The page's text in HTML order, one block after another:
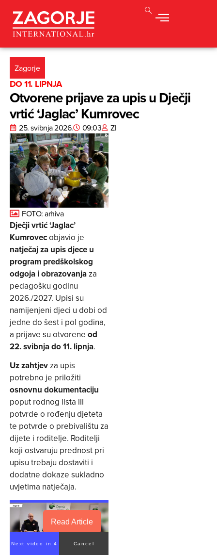
Zagorje
DO 11. LIPNJA
Otvorene prijave za upis u Dječji
vrtić ‘Jaglac’ Kumrovec
25. svibnja 2026. 09:03 ZI
FOTO: arhiva
Dječji vrtić ‘Jaglac’
Kumrovecobjavio je
natječaj za upis djece u
program predškolskog
odgoja i obrazovanjaza
pedagošku godinu
2026./2027. Upisi su
namijenjeni djeci u dobi od
jedne do šest i pol godina,
a prijave su otvorene od
22. svibnja do 11. lipnja.
Uz zahtjevza upis
potrebno je priložiti
osnovnu dokumentaciju
poput rodnog lista ili
potvrde o rođenju djeteta
te potvrde o prebivalištu za
dijete i roditelje. Roditelji
koji ostvaruju prednost pri
upisu trebaju dostaviti i
dodatne dokaze sukladno
uvjetima natječaja.
Read Article
Next video in 4 Cancel